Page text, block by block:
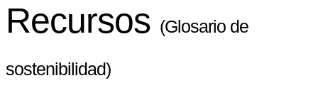
Recursos (Glosario de
sostenibilidad)